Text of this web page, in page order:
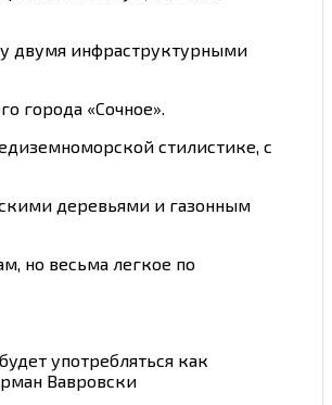
двумя инфраструктурными
города «Сочное».
стилистике, с
деревьями и газонным
но весьма легкое по
употребляться как
Вавровски